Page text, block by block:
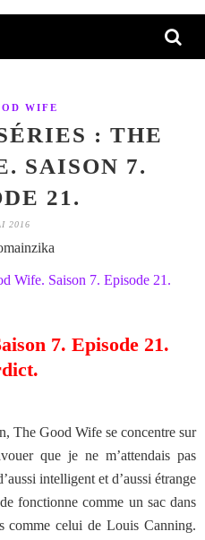
WIFE
: THE
SAISON 7.
21.
2016
7. Episode 21.
The Good Wife se concentre sur
que je ne m’attendais pas
intelligent et d’aussi étrange
fonctionne comme un sac dans
comme celui de Louis Canning.